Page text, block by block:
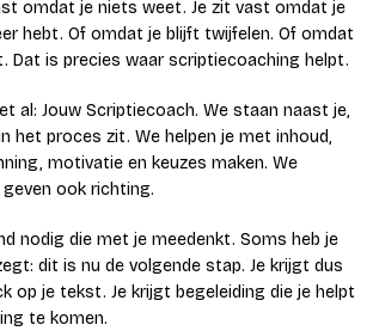
omdat je niets weet. Je zit vast omdat je
hebt. Of omdat je blijft twijfelen. Of omdat
Dat is precies waar scriptiecoaching helpt.
al: Jouw Scriptiecoach. We staan naast je,
het proces zit. We helpen je met inhoud,
motivatie en keuzes maken. We
ook richting.
nodig die met je meedenkt. Soms heb je
dit is nu de volgende stap. Je krijgt dus
op je tekst. Je krijgt begeleiding die je helpt
te komen.